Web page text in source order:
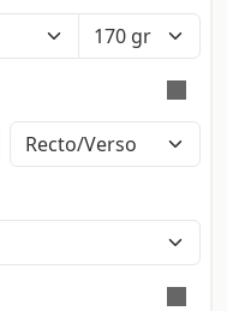
- Touché:
avec
méthode
Les